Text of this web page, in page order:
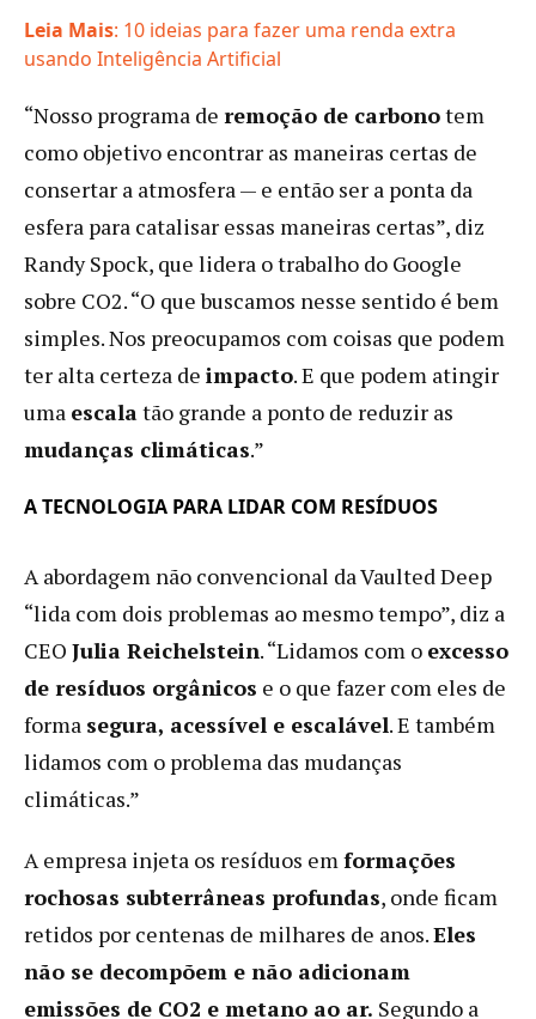
Leia Mais: 10 ideias para fazer uma renda extra
usando Inteligência Artificial
que
o
decidiu
pagar
para
excremento
de
vaca
“Nosso programa de remoção de carbonotem
como objetivo encontrar as maneiras certas de
consertar a atmosfera — e então ser a ponta da
esfera para catalisar essas maneiras certas”, diz
Randy Spock, que lidera o trabalho do Google
sobre CO2. “O que buscamos nesse sentido é bem
simples. Nos preocupamos com coisas que podem
ter alta certeza de impacto. E que podem atingir
uma escalatão grande a ponto de reduzir as
mudanças climáticas.”
A TECNOLOGIA PARA LIDAR COM RESÍDUOS
A abordagem não convencional da Vaulted Deep
“lida com dois problemas ao mesmo tempo”, diz a
CEO Julia Reichelstein. “Lidamos com o excesso
de resíduos orgânicos e o que fazer com eles de
forma segura, acessível e escalável. E também
lidamos com o problema das mudanças
climáticas.”
A empresa injeta os resíduos emformações
rochosas subterrâneas profundas, onde ficam
retidos por centenas de milhares de anos.Eles
não se decompõem e não adicionam
emissões de CO2 e metano ao ar. Segundo a